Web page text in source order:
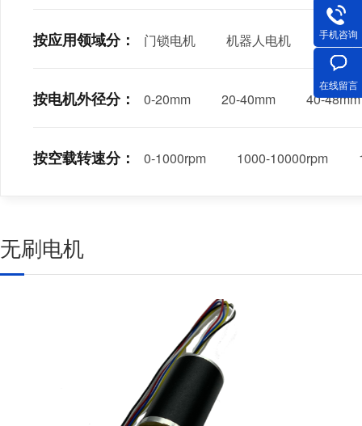
按应用领域分： 门锁电机 机器人电机 智能
按电机外径分： 0-20mm 20-40mm 40-48mm
按空载转速分： 0-1000rpm 1000-10000rpm
无刷电机
手机咨询
在线留言